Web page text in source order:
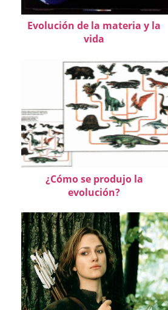
Evolución de la materia y la
vida
¿Cómo se produjo la
evolución?